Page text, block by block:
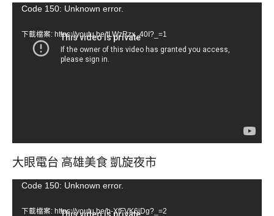
視Code 150: Unknown error.
下載檔案: https://youtu.be/tLWzRzx_40I?_=1
大眼電台 高雄美食 凱旋夜市
視Code 150: Unknown error.
下載檔案: https://youtu.be/b-XfFVK6jDg?_=2